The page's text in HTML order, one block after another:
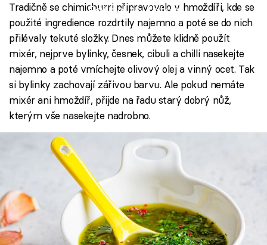
Failed to fetch
Tradičně se chimichurri připravovalo v hmoždíři, kde se
použité ingredience rozdrtily najemno a poté se do nich
přilévaly tekuté složky. Dnes můžete klidně použít
mixér, nejprve bylinky, česnek, cibuli a chilli nasekejte
najemno a poté vmíchejte olivový olej a vinný ocet. Tak
si bylinky zachovají zářivou barvu. Ale pokud nemáte
mixér ani hmoždíř, přijde na řadu starý dobrý nůž,
kterým vše nasekejte nadrobno.